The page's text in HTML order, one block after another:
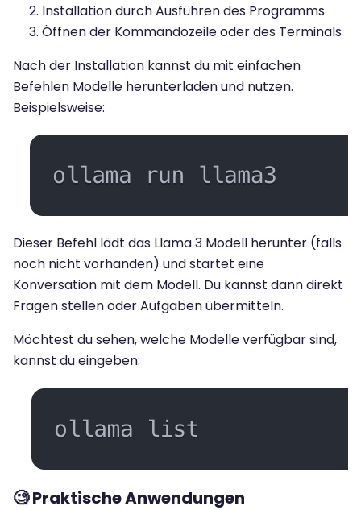
Installation durch Ausführen des Programms
Öffnen der Kommandozeile oder des Terminals
Nach der Installation kannst du mit einfachen
Befehlen Modelle herunterladen und nutzen.
Beispielsweise:
Dieser Befehl lädt das Llama 3 Modell herunter (falls
noch nicht vorhanden) und startet eine
Konversation mit dem Modell. Du kannst dann direkt
Fragen stellen oder Aufgaben übermitteln.
Möchtest du sehen, welche Modelle verfügbar sind,
kannst du eingeben:
🧐 Praktische Anwendungen